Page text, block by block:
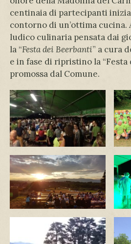
centinaia di partecipanti
contorno di un’ottima
ludico culinaria pensata dai
la “Festa dei Beerbanti” a cura
e in fase di ripristino la “Festa
promossa dal Comune.